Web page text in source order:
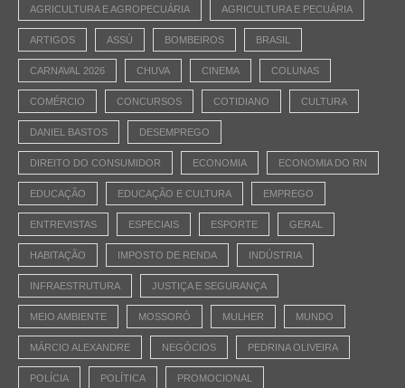
AGRICULTURA E AGROPECUÁRIA AGRICULTURA E PECUÁRIA
ARTIGOS ASSÚ BOMBEIROS BRASIL
CARNAVAL 2026 CHUVA CINEMA COLUNAS
COMÉRCIO CONCURSOS COTIDIANO CULTURA
DANIEL BASTOS DESEMPREGO
DIREITO DO CONSUMIDOR ECONOMIA ECONOMIA DO RN
EDUCAÇÃO EDUCAÇÃO E CULTURA EMPREGO
ENTREVISTAS ESPECIAIS ESPORTE GERAL
HABITAÇÃO IMPOSTO DE RENDA INDÚSTRIA
INFRAESTRUTURA JUSTIÇA E SEGURANÇA
MEIO AMBIENTE MOSSORÓ MULHER MUNDO
MÁRCIO ALEXANDRE NEGÓCIOS PEDRINA OLIVEIRA
POLÍCIA POLÍTICA PROMOCIONAL